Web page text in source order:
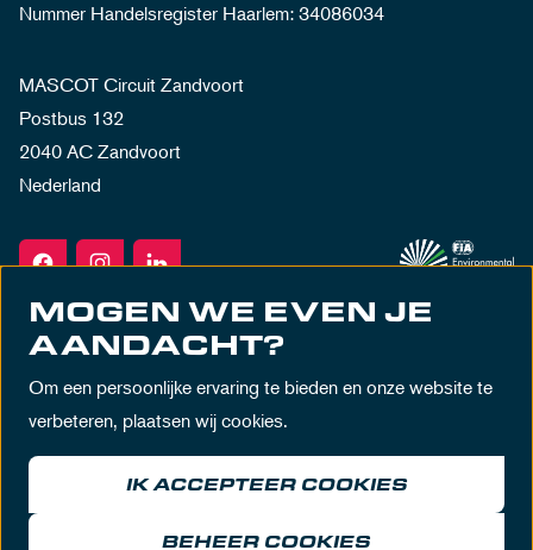
Nummer Handelsregister Haarlem: 34086034
MASCOT Circuit Zandvoort
Postbus 132
2040 AC Zandvoort
Nederland
Algemene voorwaarden Privacy policy
Huisregels
MOGEN WE EVEN JE
AANDACHT?
Om een persoonlijke ervaring te bieden en onze website te
verbeteren, plaatsen wij cookies.
IK ACCEPTEER COOKIES
BEHEER COOKIES